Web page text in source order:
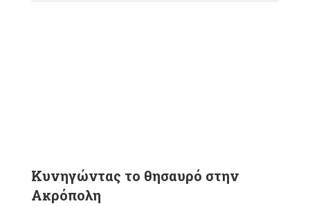
Κυνηγώντας το θησαυρό στην
Ακρόπολη